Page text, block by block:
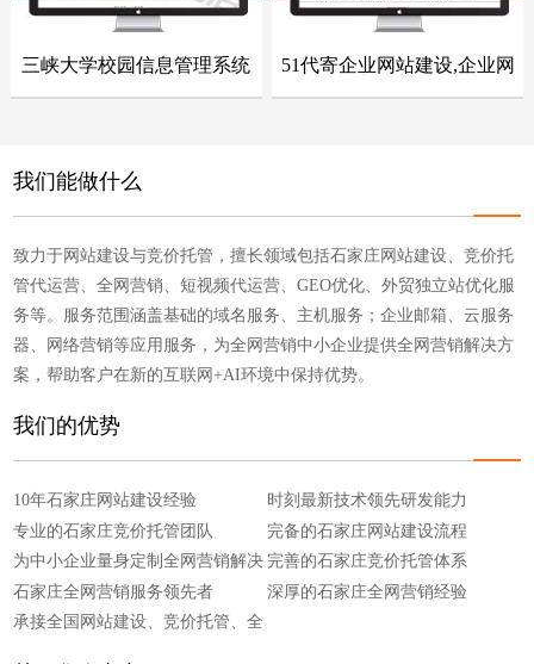
- 网站建设案例 -
三峡大学校园信息管理系统 - 网站建设案例 -
51代寄企业网站建设,企业网
我们能做什么
致力于网站建设与竞价托管，擅长领域包括石家庄网站建设、竞价托
管代运营、全网营销、短视频代运营、GEO优化、外贸独立站优化服
务等。服务范围涵盖基础的域名服务、主机服务；企业邮箱、云服务
器、网络营销等应用服务，为全网营销中小企业提供全网营销解决方
案，帮助客户在新的互联网+AI环境中保持优势。
我们的优势
10年石家庄网站建设经验
专业的石家庄竞价托管团队
为中小企业量身定制全网营销解决
方案
石家庄全网营销服务领先者
承接全国网站建设、竞价托管、全
时刻最新技术领先研发能力
完备的石家庄网站建设流程
完善的石家庄竞价托管体系
深厚的石家庄全网营销经验